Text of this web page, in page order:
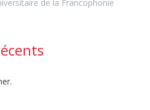
de la Francophonie